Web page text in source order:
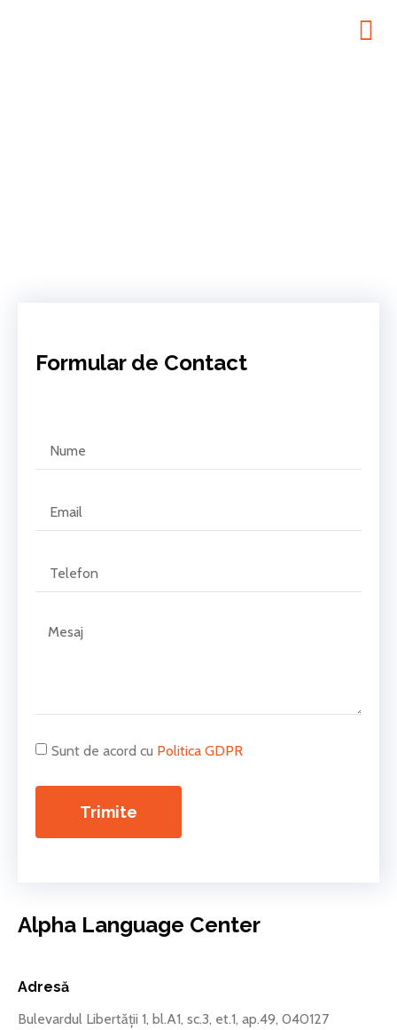
Formular de Contact
Sunt de acord cu Politica GDPR
Trimite
Alpha Language Center
Adresă
Bulevardul Libertății 1, bl.A1, sc.3, et.1, ap.49, 040127